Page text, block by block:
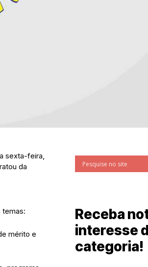
sexta-feira,
da
temas:
mérito e
Receba
interesse
categoria!